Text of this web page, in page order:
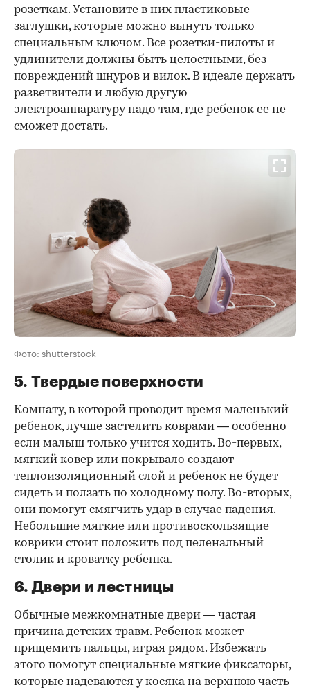
розеткам. Установите в них пластиковые
заглушки, которые можно вынуть только
специальным ключом. Все розетки-пилоты и
удлинители должны быть целостными, без
повреждений шнуров и вилок. В идеале держать
разветвители и любую другую
электроаппаратуру надо там, где ребенок ее не
сможет достать.
Фото: shutterstock
5. Твердые поверхности
Комнату, в которой проводит время маленький
ребенок, лучше застелить коврами — особенно
если малыш только учится ходить. Во-первых,
мягкий ковер или покрывало создают
теплоизоляционный слой и ребенок не будет
сидеть и ползать по холодному полу. Во-вторых,
они помогут смягчить удар в случае падения.
Небольшие мягкие или противоскользящие
коврики стоит положить под пеленальный
столик и кроватку ребенка.
6. Двери и лестницы
Обычные межкомнатные двери — частая
причина детских травм. Ребенок может
прищемить пальцы, играя рядом. Избежать
этого помогут специальные мягкие фиксаторы,
которые надеваются у косяка на верхнюю часть